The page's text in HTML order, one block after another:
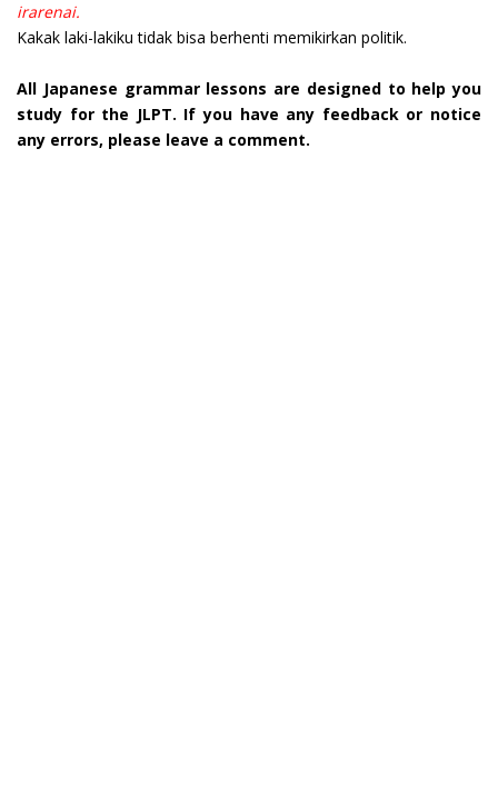
irarenai.
Kakak laki-lakiku tidak bisa berhenti memikirkan politik.
All Japanese grammar lessons are designed to help you
study for the JLPT. If you have any feedback or notice
any errors, please leave a comment.